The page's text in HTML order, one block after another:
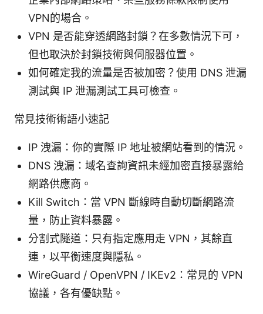
VPN的場合。
VPN 是否能穿透網路封鎖？在多數情況下可，
但也取決於封鎖技術與伺服器位置。
如何確定我的流量是否被加密？使用 DNS 泄漏
測試與 IP 泄漏測試工具可檢查。
常見技術術語小速記
IP 洩漏：你的實際 IP 地址被網站看到的情況。
DNS 洩漏：域名查詢資訊未經加密直接暴露給
網路供應商。
Kill Switch：當 VPN 斷線時自動切斷網路流
量，防止資料暴露。
分割式隧道：只有指定應用走 VPN，其餘直
連，以平衡速度與隱私。
WireGuard / OpenVPN / IKEv2：常見的 VPN
協議，各有優缺點。